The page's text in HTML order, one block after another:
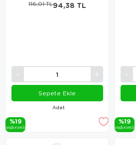
Adet
94,38 TL
116,01 TL
Sepete Ekle
%19
i̇ndi̇ri̇mli̇
%19
i̇ndi̇ri̇mli̇